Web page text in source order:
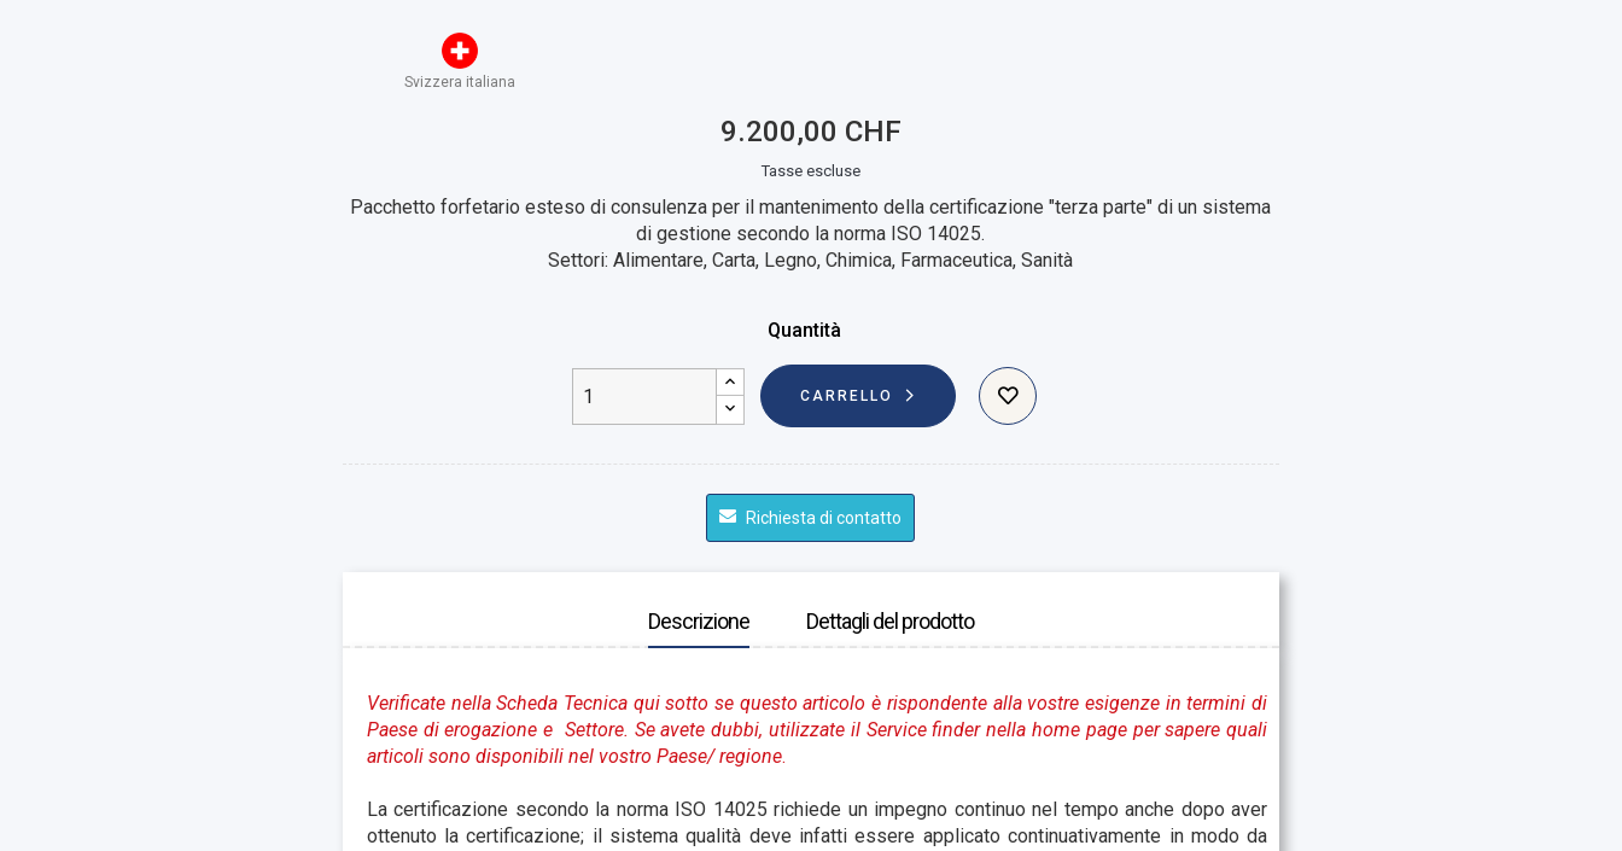
Svizzera italiana
9.200,00 CHF
Tasse escluse
Pacchetto forfetario esteso di consulenza per il mantenimento della certificazione "terza parte" di un sistema
di gestione secondo la norma ISO 14025.
Settori: Alimentare, Carta, Legno, Chimica, Farmaceutica, Sanità
Quantità
CARRELLO
Richiesta di contatto
Descrizione Dettagli del prodotto
Verificate nella Scheda Tecnica qui sotto se questo articolo è rispondente alla vostre esigenze in termini di
Paese di erogazione e Settore. Se avete dubbi, utilizzate il Service finder nella home page per sapere quali
articoli sono disponibili nel vostro Paese/ regione.
La certificazione secondo la norma ISO 14025 richiede un impegno continuo nel tempo anche dopo aver
ottenuto la certificazione; il sistema qualità deve infatti essere applicato continuativamente in modo da